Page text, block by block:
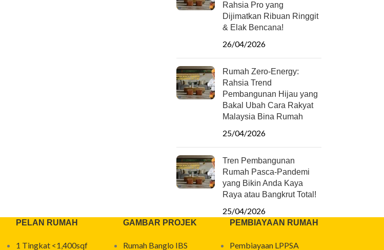
Rahsia Pro yang
Dijimatkan Ribuan Ringgit
& Elak Bencana!
26/04/2026
Rumah Zero-Energy:
Rahsia Trend
Pembangunan Hijau yang
Bakal Ubah Cara Rakyat
Malaysia Bina Rumah
25/04/2026
Tren Pembangunan
Rumah Pasca-Pandemi
yang Bikin Anda Kaya
Raya atau Bangkrut Total!
25/04/2026
PELAN RUMAH
1 Tingkat <1,400sqf
GAMBAR PROJEK
Rumah Banglo IBS
PEMBIAYAAN RUMAH
Pembiayaan LPPSA